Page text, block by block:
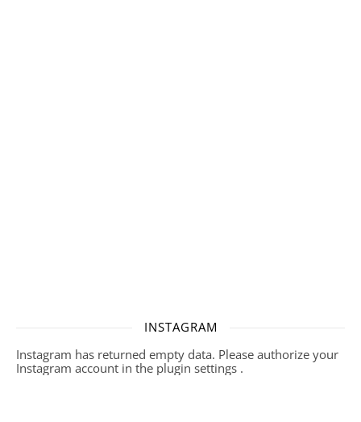
INSTAGRAM
Instagram has returned empty data. Please authorize your
Instagram account in the plugin settings .